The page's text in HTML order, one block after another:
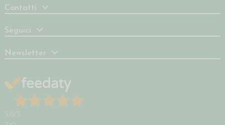
Contatti
Seguici
Newsletter
5,0 /5